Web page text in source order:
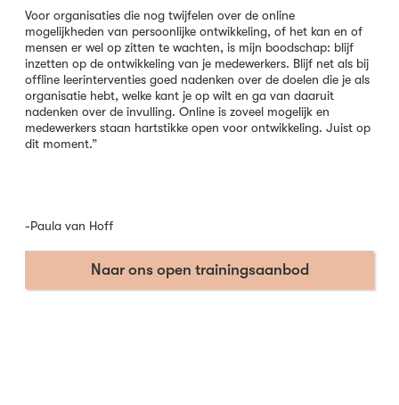
Voor organisaties die nog twijfelen over de online
mogelijkheden van persoonlijke ontwikkeling, of het kan en of
mensen er wel op zitten te wachten, is mijn boodschap: blijf
inzetten op de ontwikkeling van je medewerkers. Blijf net als bij
offline leerinterventies goed nadenken over de doelen die je als
organisatie hebt, welke kant je op wilt en ga van daaruit
nadenken over de invulling. Online is zoveel mogelijk en
medewerkers staan hartstikke open voor ontwikkeling. Juist op
dit moment.”
-Paula van Hoff
Naar ons open trainingsaanbod